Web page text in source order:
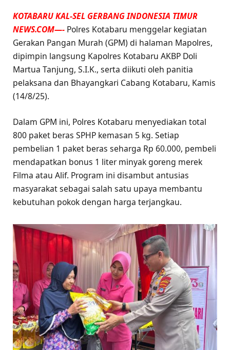
KOTABARU KAL-SEL GERBANG INDONESIA TIMUR
NEWS.COM—- Polres Kotabaru menggelar kegiatan
Gerakan Pangan Murah (GPM) di halaman Mapolres,
dipimpin langsung Kapolres Kotabaru AKBP Doli
Martua Tanjung, S.I.K., serta diikuti oleh panitia
pelaksana dan Bhayangkari Cabang Kotabaru, Kamis
(14/8/25).
Dalam GPM ini, Polres Kotabaru menyediakan total
800 paket beras SPHP kemasan 5 kg. Setiap
pembelian 1 paket beras seharga Rp 60.000, pembeli
mendapatkan bonus 1 liter minyak goreng merek
Filma atau Alif. Program ini disambut antusias
masyarakat sebagai salah satu upaya membantu
kebutuhan pokok dengan harga terjangkau.